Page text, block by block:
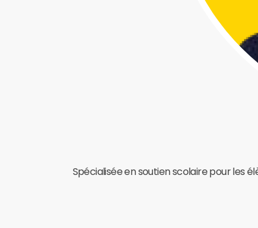
Spécialisée en soutien scolaire pour les